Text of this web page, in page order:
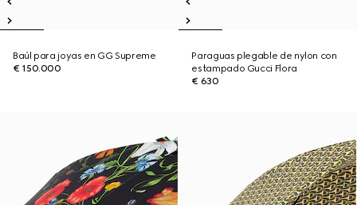
Baúl para joyas en GG Supreme
€ 150.000
Paraguas plegable de nylon con
estampado Gucci Flora
€ 630